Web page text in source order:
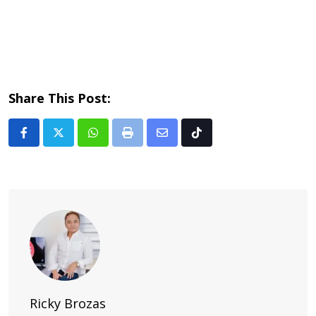
Share This Post:
Whatsapp
Print
Share Tiktok
Ricky Brozas